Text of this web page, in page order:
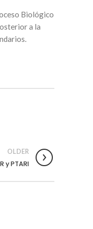
Biológico
a la
OLDER
y PTARI